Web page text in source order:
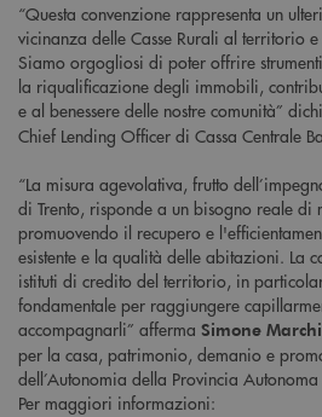
“Questa convenzione rappresenta un
vicinanza delle Casse Rurali al territorio
Siamo orgogliosi di poter offrire
la riqualificazione degli immobili,
e al benessere delle nostre comunità”
Chief Lending Officer di Cassa Centrale
“La misura agevolativa, frutto
di Trento, risponde a un bisogno reale di
promuovendo il recupero e
esistente e la qualità delle abitazioni. La
istituti di credito del territorio, in
fondamentale per raggiungere
accompagnarli” afferma Simone
per la casa, patrimonio, demanio e
dell’Autonomia della Provincia Autonoma
Per maggiori informazioni: